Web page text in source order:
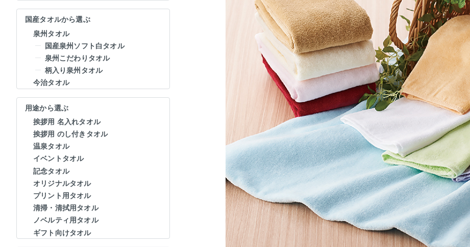
国産タオルから選ぶ
泉州タオル
国産泉州ソフト白タオル
泉州こだわりタオル
柄入り泉州タオル
今治タオル
用途から選ぶ
挨拶用 名入れタオル
挨拶用 のし付きタオル
温泉タオル
イベントタオル
記念タオル
オリジナルタオル
プリント用タオル
清掃・清拭用タオル
ノベルティ用タオル
ギフト向けタオル